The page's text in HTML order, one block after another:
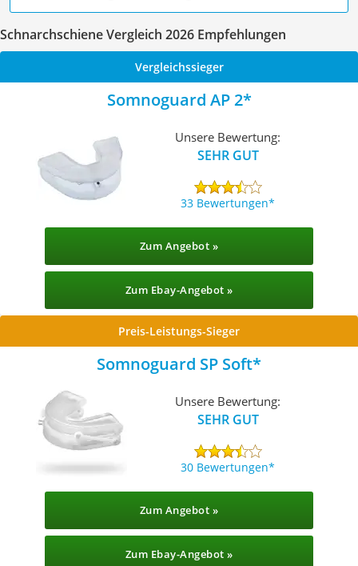
Schnarchschiene Vergleich 2026 Empfehlungen
Vergleichssieger
Somnoguard AP 2
Unsere Bewertung:
SEHR GUT
33 Bewertungen
Zum Angebot »
Zum Ebay-Angebot »
Preis-Leistungs-Sieger
Somnoguard SP Soft
Unsere Bewertung:
SEHR GUT
30 Bewertungen
Zum Angebot »
Zum Ebay-Angebot »